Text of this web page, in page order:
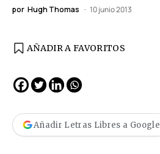
por Hugh Thomas 10 junio 2013
AÑADIR A FAVORITOS
Añadir Letras Libres a Google